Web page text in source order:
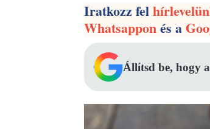
Iratkozz fel
Whatsapponés a
Állítsd be, hogy